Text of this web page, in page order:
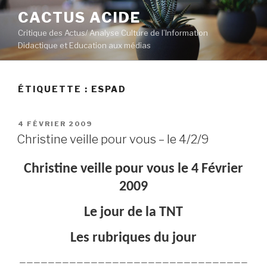
Aller
contenu
principal
CACTUS ACIDE
Critique des Actus/ Analyse Culture de l’Information
Didactique et Education aux médias
ÉTIQUETTE : ESPAD
PUBLIÉ
LE
4 FÉVRIER 2009
Christine veille pour vous – le 4/2/9
Christine veille pour vous le 4 Février
2009
Le jour de la TNT
Les rubriques du jour
————————————————————————————————